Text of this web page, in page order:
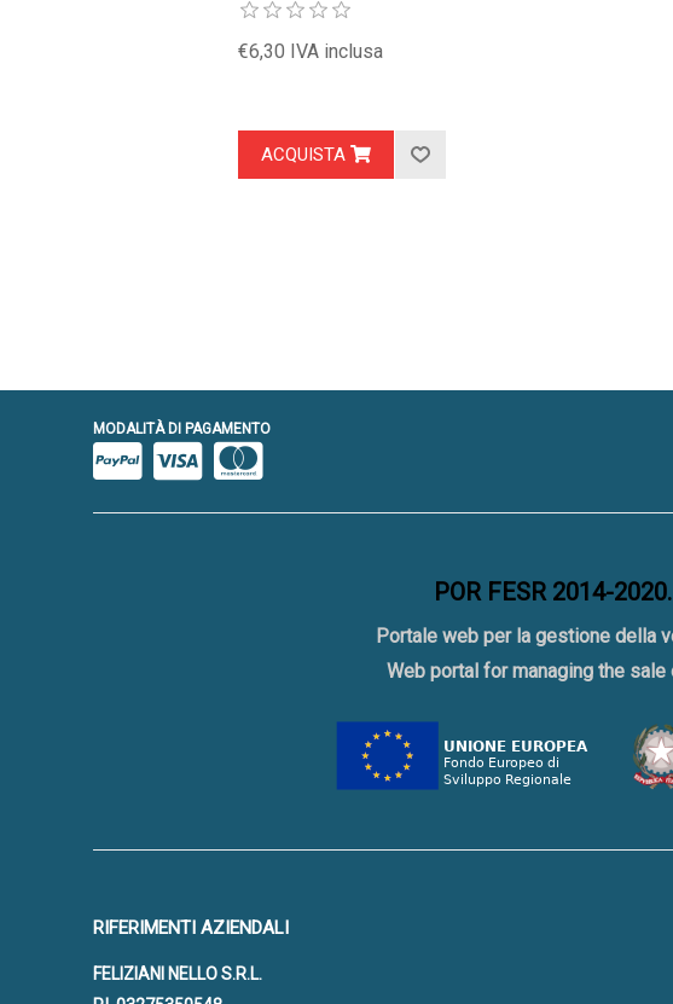
€6,30 IVA inclusa
ACQUISTA
MODALITÀ DI PAGAMENTO
POR FESR 2014-
Portale web per la gestione della
Web portal for managing the
RIFERIMENTI AZIENDALI
FELIZIANI NELLO S.R.L.